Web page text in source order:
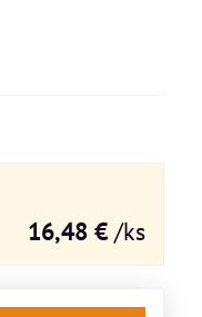
16,48 € /ks